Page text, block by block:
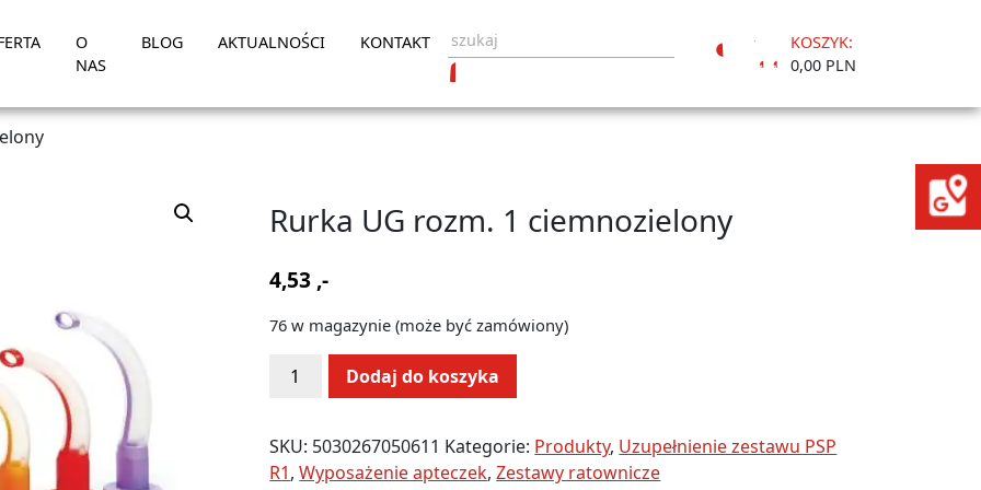
O
NAS
BLOG AKTUALNOŚCI KONTAKT
Moje
KOSZYK:
0,00 PLN
Rurka UG rozm. 1 ciemnozielony
4,53 ,-
76 w magazynie (może być zamówiony)
ilość
rozm.
1
Dodaj do koszyka
Alternative:
SKU: 5030267050611 Kategorie: Produkty, Uzupełnienie zestawu PSP
R1,Wyposażenie apteczek,Zestawy ratownicze